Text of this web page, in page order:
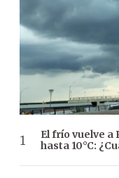
El frío vuelve a
hasta 10°C: